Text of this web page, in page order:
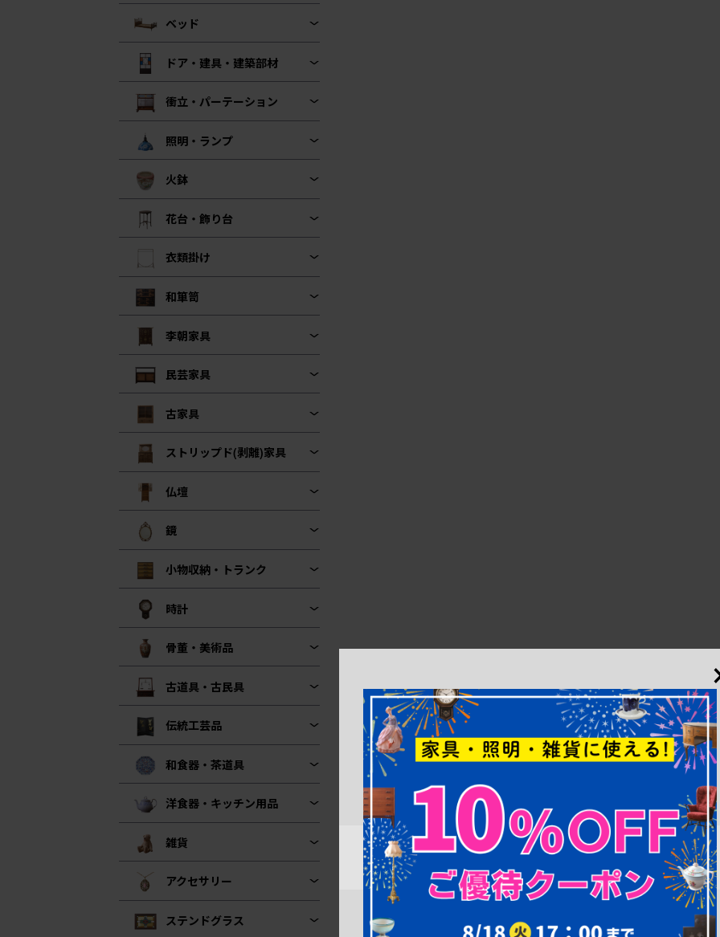
ベッド
ドア・建具・建築部材
衝立・パーテーション
照明・ランプ
火鉢
花台・飾り台
衣類掛け
和箪笥
李朝家具
民芸家具
古家具
ストリップド(剥離)家具
仏壇
鏡
小物収納・トランク
時計
骨董・美術品
古道具・古民具
伝統工芸品
和食器・茶道具
洋食器・キッチン用品
雑貨
アクセサリー
ステンドグラス